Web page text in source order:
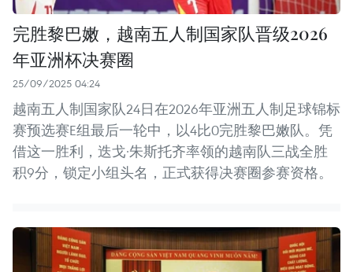
完胜黎巴嫩，越南五人制国家队晋级2026
年亚洲杯决赛圈
25/09/2025 04:24
越南五人制国家队24日在2026年亚洲五人制足球锦标
赛预选赛E组最后一轮中，以4比0完胜黎巴嫩队。凭
借这一胜利，迭戈·朱斯托齐率领的越南队三战全胜
积9分，锁定小组头名，正式获得决赛圈参赛资格。